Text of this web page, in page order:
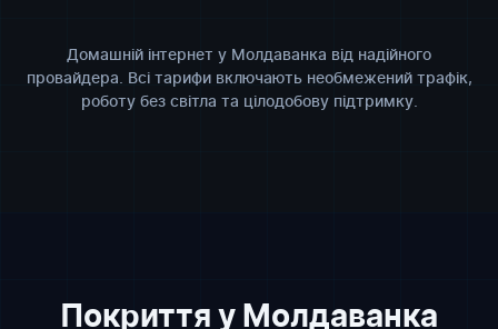
Домашній інтернет у Молдаванка від надійного
провайдера. Всі тарифи включають необмежений трафік,
роботу без світла та цілодобову підтримку.
Покриття у Молдаванка